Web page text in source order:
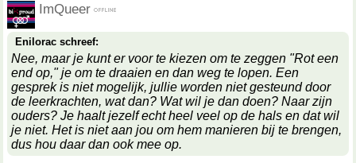
ImQueer
Enilorac schreef:
Nee, maar je kunt er voor te kiezen om te zeggen "Rot een
end op," je om te draaien en dan weg te lopen. Een
gesprek is niet mogelijk, jullie worden niet gesteund door
de leerkrachten, wat dan? Wat wil je dan doen? Naar zijn
ouders? Je haalt jezelf echt heel veel op de hals en dat wil
je niet. Het is niet aan jou om hem manieren bij te brengen,
dus hou daar dan ook mee op.